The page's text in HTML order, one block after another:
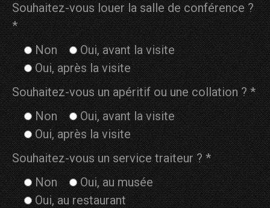
Souhaitez-vous louer la salle de conférence ?
*
Non
Oui, avant la visite
Oui, après la visite
Souhaitez-vous un apéritif ou une collation ? *
Non
Oui, avant la visite
Oui, après la visite
Souhaitez-vous un service traiteur ? *
Non
Oui, au musée
Oui, au restaurant